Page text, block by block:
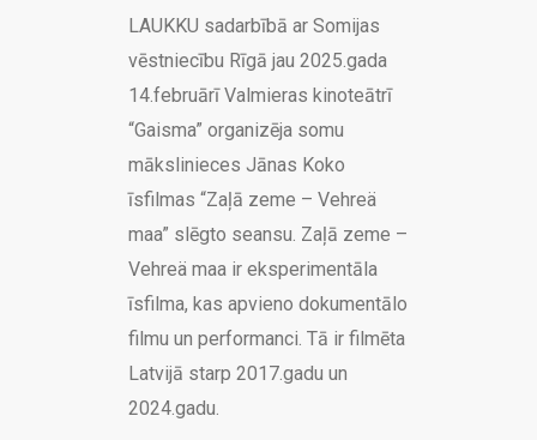
LAUKKU sadarbībā ar Somijas
vēstniecību Rīgā jau 2025.gada
14.februārī Valmieras kinoteātrī
“Gaisma” organizēja somu
mākslinieces Jānas Koko
īsfilmas “Zaļā zeme – Vehreä
maa” slēgto seansu. Zaļā zeme –
Vehreä maa ir eksperimentāla
īsfilma, kas apvieno dokumentālo
filmu un performanci. Tā ir filmēta
Latvijā starp 2017.gadu un
2024.gadu.